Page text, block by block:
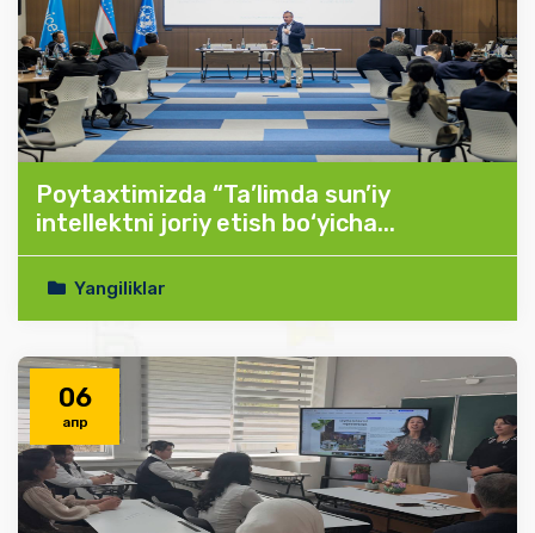
Poytaxtimizda “Ta’limda sun’iy
intellektni joriy etish bo‘yicha...
Yangiliklar
06
апр